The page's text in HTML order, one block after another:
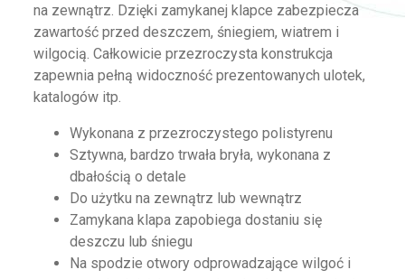
na zewnątrz. Dzięki zamykanej klapce zabezpiecza
zawartość przed deszczem, śniegiem, wiatrem i
wilgocią. Całkowicie przezroczysta konstrukcja
zapewnia pełną widoczność prezentowanych ulotek,
katalogów itp.
Wykonana z przezroczystego polistyrenu
Sztywna, bardzo trwała bryła, wykonana z
dbałością o detale
Do użytku na zewnątrz lub wewnątrz
Zamykana klapa zapobiega dostaniu się
deszczu lub śniegu
Na spodzie otwory odprowadzające wilgoć i